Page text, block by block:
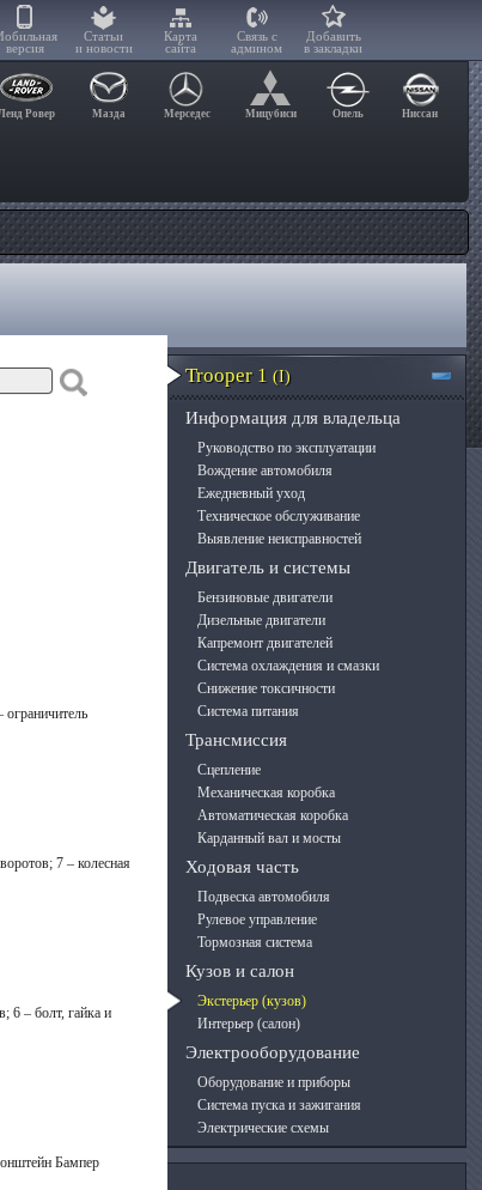
версия
Статьи
и новости
Карта
сайта
Связь с
админом
Добавить
в закладки
Ровер Мазда Мерседес Мицубиси Опель Ниссан
7 – колесная
6 – болт, гайка и
Бампер
Trooper 1 (I)
Информация для владельца
Руководство по эксплуатации
Вождение автомобиля
Ежедневный уход
Техническое обслуживание
Выявление неисправностей
Двигатель и системы
Бензиновые двигатели
Дизельные двигатели
Капремонт двигателей
Система охлаждения и смазки
Снижение токсичности
Система питания
Трансмиссия
Сцепление
Механическая коробка
Автоматическая коробка
Карданный вал и мосты
Ходовая часть
Подвеска автомобиля
Рулевое управление
Тормозная система
Кузов и салон
Экстерьер (кузов)
Интерьер (салон)
Электрооборудование
Оборудование и приборы
Система пуска и зажигания
Электрические схемы